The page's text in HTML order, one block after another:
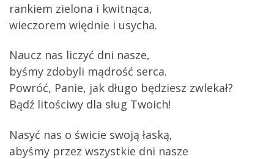
rankiem zielona i kwitnąca,
wieczorem więdnie i usycha.
Naucz nas liczyć dni nasze,
byśmy zdobyli mądrość serca.
Powróć, Panie, jak długo będziesz zwlekał?
Bądź litościwy dla sług Twoich!
Nasyć nas o świcie swoją łaską,
abyśmy przez wszystkie dni nasze